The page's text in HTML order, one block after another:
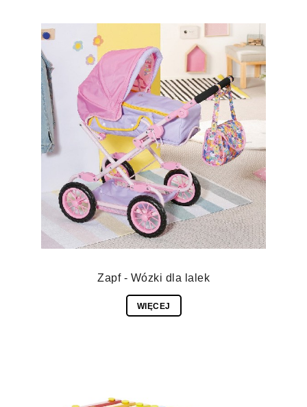
Zapf - Wózki dla lalek
WIĘCEJ